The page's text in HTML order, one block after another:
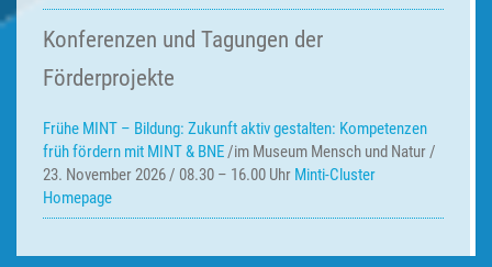
Konferenzen und Tagungen der
Förderprojekte
Frühe MINT – Bildung: Zukunft aktiv gestalten: Kompetenzen
früh fördern mit MINT & BNE/im Museum Mensch und Natur /
23. November 2026 / 08.30 – 16.00 Uhr Minti-Cluster
Homepage